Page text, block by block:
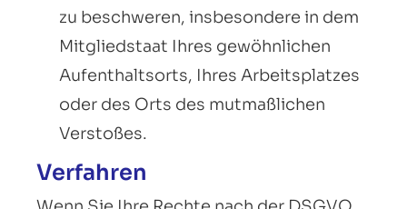
zu beschweren, insbesondere in dem
Mitgliedstaat Ihres gewöhnlichen
Aufenthaltsorts, Ihres Arbeitsplatzes
oder des Orts des mutmaßlichen
Verstoßes.
Verfahren